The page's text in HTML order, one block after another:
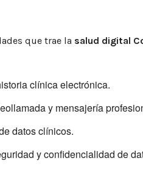
que trae la salud digital
clínica electrónica.
y mensajería
datos clínicos.
y confidencialidad de